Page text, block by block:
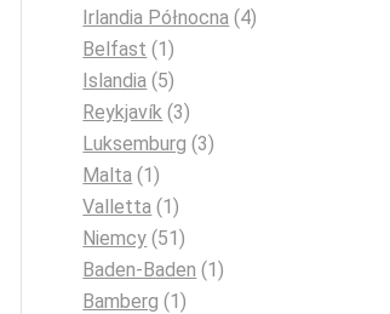
Irlandia Północna (4)
Belfast (1)
Islandia (5)
Reykjavík (3)
Luksemburg (3)
Malta (1)
Valletta (1)
Niemcy (51)
Baden-Baden (1)
Bamberg (1)